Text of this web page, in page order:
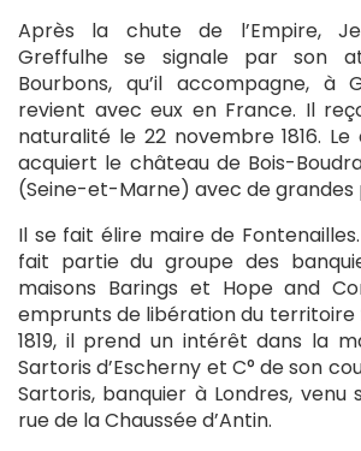
Après la chute de l’Empire,
Greffulhe se signale par son
Bourbons, qu’il accompagne, à
revient avec eux en France. Il
naturalité le 22 novembre 1816.
acquiert le château de Bois-
(Seine-et-Marne) avec de grandes
Il se fait élire maire de Fontenailles.
fait partie du groupe des
maisons Barings et Hope and
emprunts de libération du territoire
1819, il prend un intérêt dans la
Sartoris d’Escherny et C° de son
Sartoris, banquier à Londres, venu
rue de la Chaussée d’Antin.